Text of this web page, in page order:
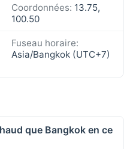
Coordonnées: 13.75,
100.50
Fuseau horaire:
Asia/Bangkok (UTC+7)
que Bangkok en ce